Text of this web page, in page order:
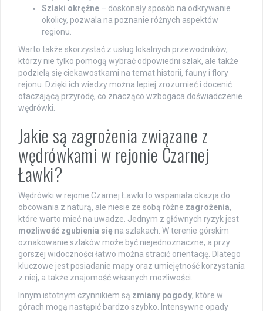
Szlaki okrężne – doskonały sposób na odkrywanie
okolicy, pozwala na poznanie różnych aspektów
regionu.
Warto także skorzystać z usług lokalnych przewodników,
którzy nie tylko pomogą wybrać odpowiedni szlak, ale także
podzielą się ciekawostkami na temat historii, fauny i flory
rejonu. Dzięki ich wiedzy można lepiej zrozumieć i docenić
otaczającą przyrodę, co znacząco wzbogaca doświadczenie
wędrówki.
Jakie są zagrożenia związane z
wędrówkami w rejonie Czarnej
Ławki?
Wędrówki w rejonie Czarnej Ławki to wspaniała okazja do
obcowania z naturą, ale niesie ze sobą różne zagrożenia,
które warto mieć na uwadze. Jednym z głównych ryzyk jest
możliwość zgubienia się na szlakach. W terenie górskim
oznakowanie szlaków może być niejednoznaczne, a przy
gorszej widoczności łatwo można stracić orientację. Dlatego
kluczowe jest posiadanie mapy oraz umiejętność korzystania
z niej, a także znajomość własnych możliwości.
Innym istotnym czynnikiem są zmiany pogody, które w
górach mogą nastąpić bardzo szybko. Intensywne opady